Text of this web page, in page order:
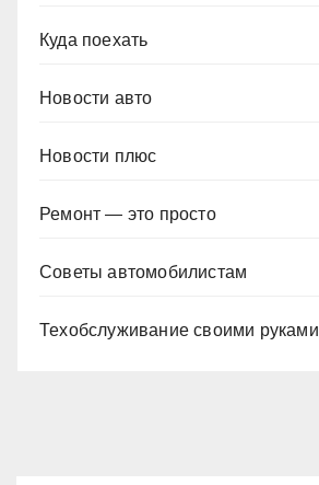
Куда поехать
Новости авто
Новости плюс
Ремонт — это просто
Советы автомобилистам
Техобслуживание своими руками